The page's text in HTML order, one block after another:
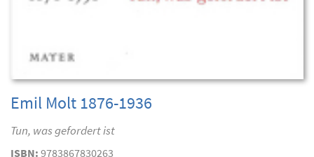
Emil Molt 1876-1936
Tun, was gefordert ist
ISBN: 9783867830263